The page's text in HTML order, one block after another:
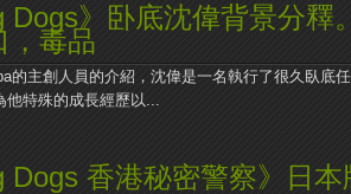
Dogs》卧底沈偉背景分
，毒品
的主創人員的介紹，沈偉是一名執行了很久臥底
他特殊的成長經歷以...
Dogs 香港秘密警察》日